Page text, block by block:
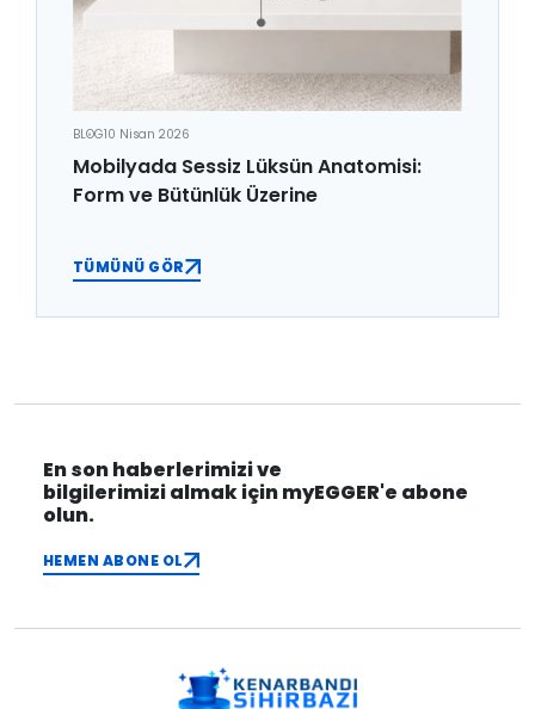
BLOG10 Nisan 2026
Mobilyada Sessiz Lüksün Anatomisi:
Form ve Bütünlük Üzerine
TÜMÜNÜ GÖR
En son haberlerimizi ve
bilgilerimizi almak için myEGGER'e abone
olun.
HEMEN ABONE OL